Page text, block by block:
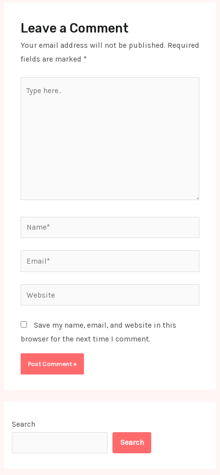
Leave a Comment
Your email address will not be published. Required
fields are marked *
here..
Name*
Email*
Website
Save my name, email, and website in this
browser for the next time I comment.
Search
Search